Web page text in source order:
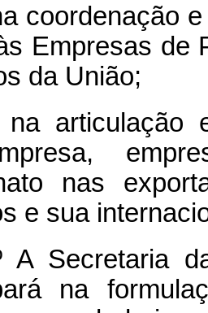
coordenação
Empresas de
da União;
articulação
nas
e sua
A Secretaria
na